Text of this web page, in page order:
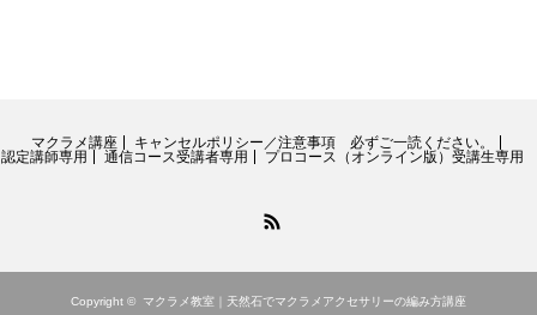
マクラメ講座
キャンセルポリシー／注意事項 必ずご一読ください。
認定講師専用
通信コース受講者専用 プロコース（オンライン版）受講生専用
Copyright © マクラメ教室｜天然石でマクラメアクセサリーの編み方講座